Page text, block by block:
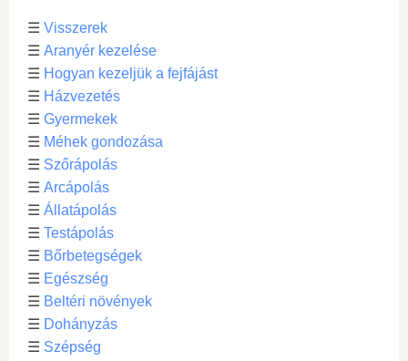
☰ Visszerek
☰ Aranyér kezelése
☰ Hogyan kezeljük a fejfájást
☰ Házvezetés
☰ Gyermekek
☰ Méhek gondozása
☰ Szőrápolás
☰ Arcápolás
☰ Állatápolás
☰ Testápolás
☰ Bőrbetegségek
☰ Egészség
☰ Beltéri növények
☰ Dohányzás
☰ Szépség